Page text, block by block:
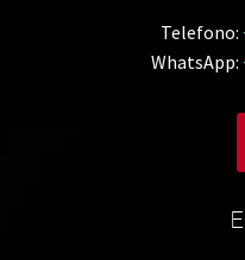
Telefono:
WhatsApp: